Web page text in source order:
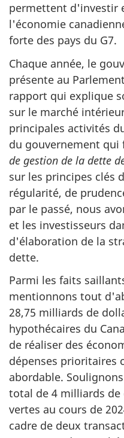
permettent d'investir
l'économie
forte des pays du G7.
Chaque année, le
présente au
rapport qui explique
sur le marché
principales activités
du gouvernement qui
de gestion de la dette
sur les principes clés
régularité, de
par le passé, nous
et les investisseurs
d'élaboration de la
dette.
Parmi les faits
mentionnons tout
28,75 milliards de
hypothécaires du
de réaliser des
dépenses prioritaires
abordable.
total de 4 milliards
vertes au cours de
cadre de deux